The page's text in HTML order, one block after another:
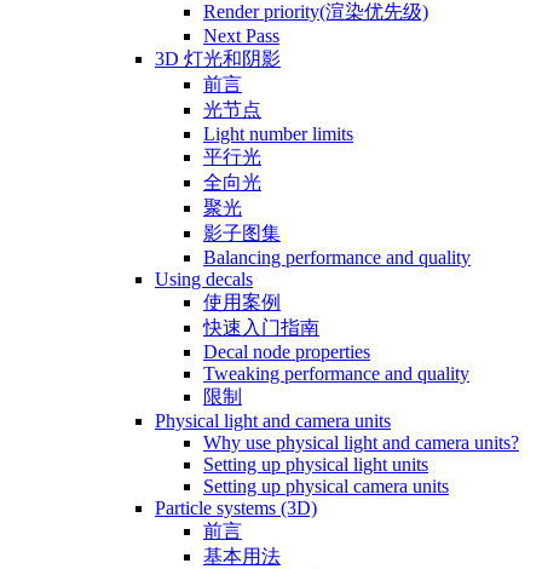
Render priority(渲染优先级)
Next Pass
3D 灯光和阴影
前言
光节点
Light number limits
平行光
全向光
聚光
影子图集
Balancing performance and quality
Using decals
使用案例
快速入门指南
Decal node properties
Tweaking performance and quality
限制
Physical light and camera units
Why use physical light and camera units?
Setting up physical light units
Setting up physical camera units
Particle systems (3D)
前言
基本用法